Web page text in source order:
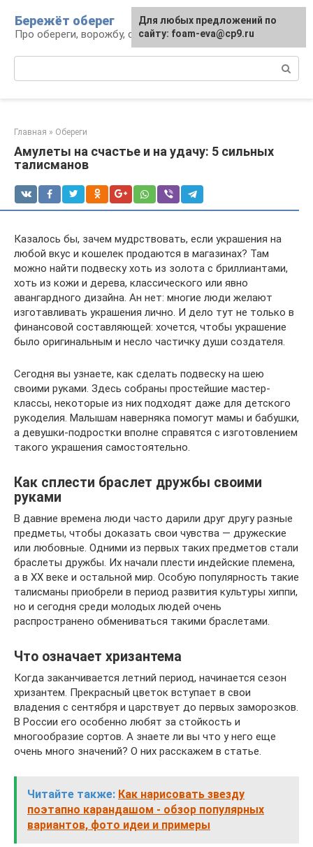
контенту
Бережёт оберег
Про обереги, ворожбу, сны и гадания
Главная » Обереги
Амулеты на счастье и на удачу: 5 сильных
талисманов
Казалось бы, зачем мудрствовать, если украшения на
любой вкус и кошелек продаются в магазинах? Там
можно найти подвеску хоть из золота с бриллиантами,
хоть из кожи и дерева, классического или явно
авангардного дизайна. Ан нет: многие люди желают
изготавливать украшения лично. И дело тут не только в
финансовой составляющей: хочется, чтобы украшение
было оригинальным и несло частичку души создателя.
Сегодня вы узнаете, как сделать подвеску на шею
своими руками. Здесь собраны простейшие мастер-
классы, некоторые из них подходят даже для детского
рукоделия. Малышам наверняка помогут мамы и бабушки,
а девушки-подростки вполне справятся с изготовлением
такого украшения самостоятельно.
Как сплести браслет дружбы своими
руками
В давние времена люди часто дарили друг другу разные
предметы, чтобы доказать свои чувства — дружеские
или любовные. Одними из первых таких предметов стали
браслеты дружбы. Их начали плести индейские племена,
а в ХХ веке и остальной мир. Особую популярность такие
талисманы приобрели в период развития культуры хиппи,
но и сегодня среди молодых людей очень
распространено обмениваться такими браслетами.
Что означает хризантема
Когда заканчивается летний период, начинается сезон
хризантем. Прекрасный цветок вступает в свои
владения с сентября и царствует до первых заморозков.
В России его особенно любят за стойкость и
многообразие сортов. А знаете ли вы что у него еще
очень много значений? О них расскажем в статье.
Читайте также: Как нарисовать звезду
поэтапно карандашом - обзор популярных
вариантов, фото идеи и примеры
Для любых предложений по
сайту: foam-eva@cp9.ru